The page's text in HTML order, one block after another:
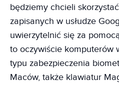
będziemy chcieli
zapisanych w usłudze
uwierzytelnić się za
to oczywiście komputerów
typu zabezpieczenia
Maców, także klawiatur